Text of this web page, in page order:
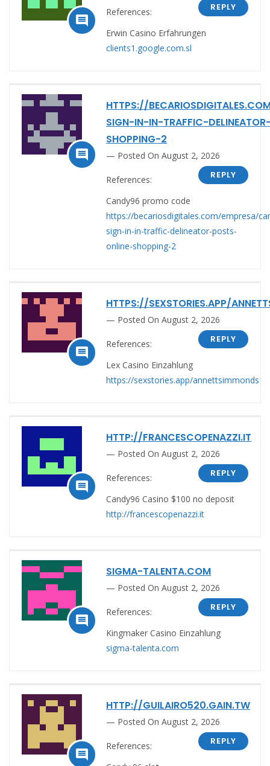

REPLY
References:
Erwin Casino Erfahrungen
clients1.google.com.sl

HTTPS://
SIGN-IN-IN-TRAFFIC-
SHOPPING-2
Posted On August 2, 2026
REPLY
References:
Candy96 promo code
https://becariosdigitales.com/empresa/
sign-in-in-traffic-delineator-posts-
online-shopping-2

HTTPS://SEXSTORIES.APP/
Posted On August 2, 2026
REPLY
References:
Lex Casino Einzahlung
https://sexstories.app/annettsimmonds

HTTP://FRANCESCOPENAZZI.IT
Posted On August 2, 2026
REPLY
References:
Candy96 Casino $100 no deposit
http://francescopenazzi.it

SIGMA-TALENTA.COM
Posted On August 2, 2026
REPLY
References:
Kingmaker Casino Einzahlung
sigma-talenta.com

HTTP://GUILAIRO520.GAIN.TW
Posted On August 2, 2026
REPLY
References: